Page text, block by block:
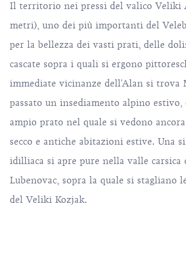
Il territorio nei pressi del valico Veliki
metri), uno dei più importanti del
per la bellezza dei vasti prati, delle
cascate sopra i quali si ergono
immediate vicinanze dell'Alan si
passato un insediamento alpino
ampio prato nel quale si vedono
secco e antiche abitazioni estive. Una
idilliaca si apre pure nella valle
Lubenovac, sopra la quale si stagliano
del Veliki Kozjak.